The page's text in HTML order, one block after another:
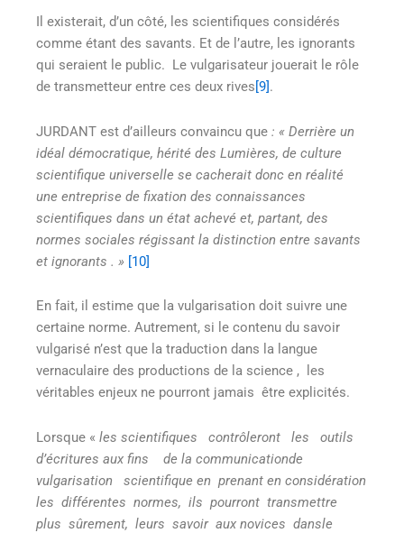
Il existerait, d’un côté, les scientifiques considérés
comme étant des savants. Et de l’autre, les ignorants
qui seraient le public. Le vulgarisateur jouerait le rôle
de transmetteur entre ces deux rives[9].
JURDANT est d’ailleurs convaincu que : « Derrière un
idéal démocratique, hérité des Lumières, de culture
scientifique universelle se cacherait donc en réalité
une entreprise de fixation des connaissances
scientifiques dans un état achevé et, partant, des
normes sociales régissant la distinction entre savants
et ignorants . » [10]
En fait, il estime que la vulgarisation doit suivre une
certaine norme. Autrement, si le contenu du savoir
vulgarisé n’est que la traduction dans la langue
vernaculaire des productions de la science , les
véritables enjeux ne pourront jamais être explicités.
Lorsque « les scientifiques contrôleront les outils
d’écritures aux fins de la communicationde
vulgarisation scientifique en prenant en considération
les différentes normes, ils pourront transmettre
plus sûrement, leurs savoir aux novices dansle